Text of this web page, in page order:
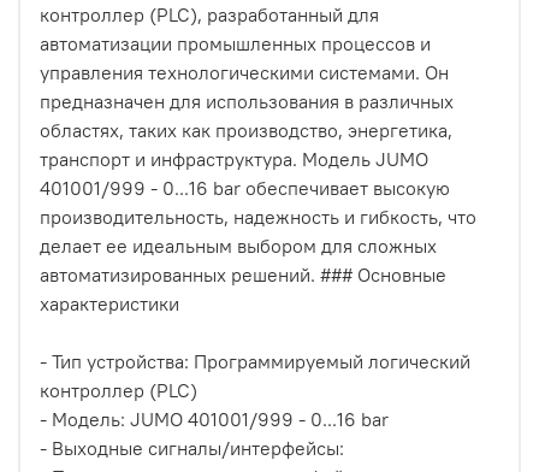
контроллер (PLC), разработанный для
автоматизации промышленных процессов и
управления технологическими системами. Он
предназначен для использования в различных
областях, таких как производство, энергетика,
транспорт и инфраструктура. Модель JUMO
401001/999 - 0...16 bar обеспечивает высокую
производительность, надежность и гибкость, что
делает ее идеальным выбором для сложных
автоматизированных решений. ### Основные
характеристики
- Тип устройства: Программируемый логический
контроллер (PLC)
- Модель: JUMO 401001/999 - 0...16 bar
- Выходные сигналы/интерфейсы: